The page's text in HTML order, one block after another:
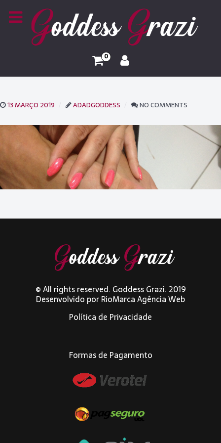
0
13 MARÇO 2019 ADADGODDESS NO COMMENTS
© All rights reserved. Goddess Grazi. 2019
Desenvolvido porRioMarca Agência Web
Política de Privacidade
Formas de Pagamento